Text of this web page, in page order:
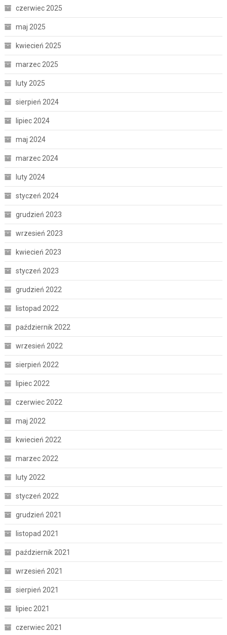
czerwiec 2025
maj 2025
kwiecień 2025
marzec 2025
luty 2025
sierpień 2024
lipiec 2024
maj 2024
marzec 2024
luty 2024
styczeń 2024
grudzień 2023
wrzesień 2023
kwiecień 2023
styczeń 2023
grudzień 2022
listopad 2022
październik 2022
wrzesień 2022
sierpień 2022
lipiec 2022
czerwiec 2022
maj 2022
kwiecień 2022
marzec 2022
luty 2022
styczeń 2022
grudzień 2021
listopad 2021
październik 2021
wrzesień 2021
sierpień 2021
lipiec 2021
czerwiec 2021